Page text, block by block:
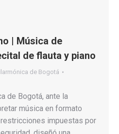
| Música de
de flauta y piano
de Bogotá
de Bogotá, ante la
música en formato
impuestas por